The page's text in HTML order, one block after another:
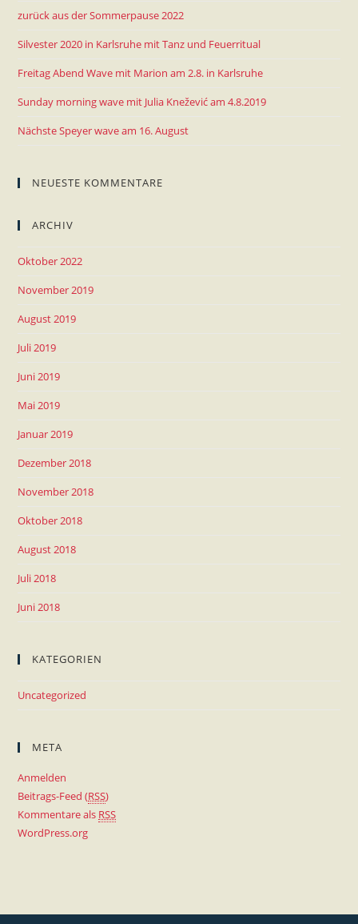
zurück aus der Sommerpause 2022
Silvester 2020 in Karlsruhe mit Tanz und Feuerritual
Freitag Abend Wave mit Marion am 2.8. in Karlsruhe
Sunday morning wave mit Julia Knežević am 4.8.2019
Nächste Speyer wave am 16. August
NEUESTE KOMMENTARE
ARCHIV
Oktober 2022
November 2019
August 2019
Juli 2019
Juni 2019
Mai 2019
Januar 2019
Dezember 2018
November 2018
Oktober 2018
August 2018
Juli 2018
Juni 2018
KATEGORIEN
Uncategorized
META
Anmelden
Beitrags-Feed (RSS)
Kommentare als RSS
WordPress.org